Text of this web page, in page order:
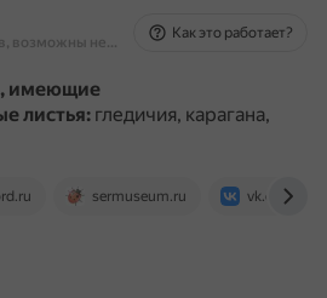
На основе источников, возможны неточности
Как это работает?
имеющие
листья: гледичия, карагана,
sermuseum.ru vk.com